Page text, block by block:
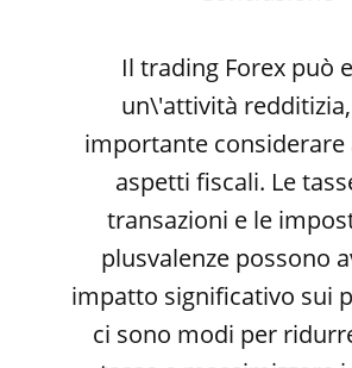
Il trading Forex può
un\'attività
importante considerare
aspetti fiscali. Le
transazioni e le
plusvalenze possono
impatto significativo sui
ci sono modi per